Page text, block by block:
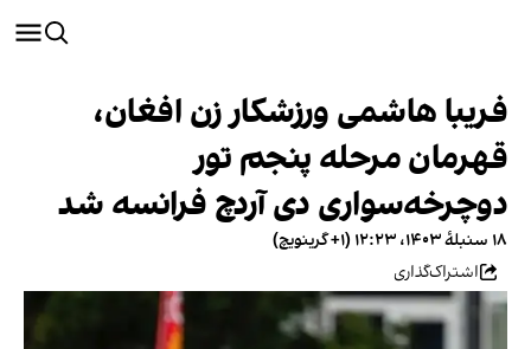
فریبا هاشمی ورزشکار زن افغان،
قهرمان مرحله پنجم تور
دوچرخه‌سواری دی آردچ فرانسه شد
۱۸ سنبلهٔ ۱۴۰۳، ۱۲:۲۳ (‎+۱ گرینویچ)
اشتراک‌گذاری